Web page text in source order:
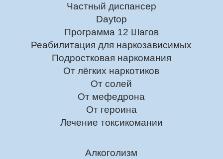
Частный диспансер
Daytop
Программа 12 Шагов
Реабилитация для наркозависимых
Подростковая наркомания
От лёгких наркотиков
От солей
От мефедрона
От героина
Лечение токсикомании
Алкоголизм